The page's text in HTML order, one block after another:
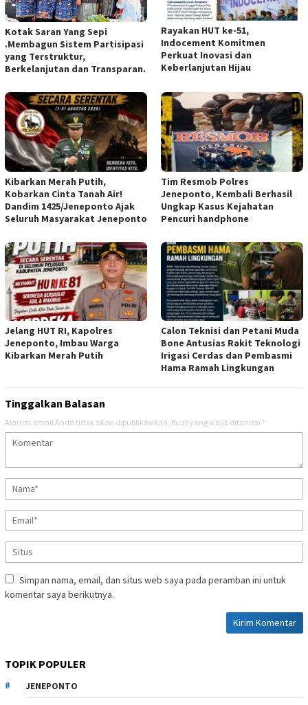
Kotak Saran Yang Sepi
.Membagun Sistem Partisipasi
yang Terstruktur,
Berkelanjutan dan Transparan.
Rayakan HUT ke-51,
Indocement Komitmen
Perkuat Inovasi dan
Keberlanjutan Hijau
Kibarkan Merah Putih,
Kobarkan Cinta Tanah Air!
Dandim 1425/Jeneponto Ajak
Seluruh Masyarakat Jeneponto
Tim Resmob Polres
Jeneponto, Kembali Berhasil
Ungkap Kasus Kejahatan
Pencuri handphone
Jelang HUT RI, Kapolres
Jeneponto, Imbau Warga
Kibarkan Merah Putih
Calon Teknisi dan Petani Muda
Bone Antusias Rakit Teknologi
Irigasi Cerdas dan Pembasmi
Hama Ramah Lingkungan
Tinggalkan Balasan
Alamat email Anda tidak akan dipublikasikan. Ruas yang wajib ditandai *
Simpan nama, email, dan situs web saya pada peramban ini untuk
komentar saya berikutnya.
TOPIK POPULER
JENEPONTO